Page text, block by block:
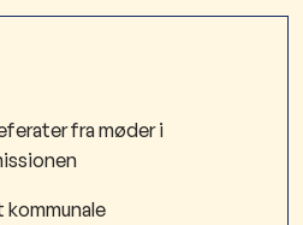
fra møder i
kommunale